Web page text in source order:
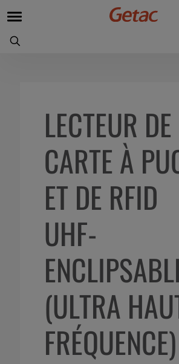
LECTEUR DE
CARTE À
ET DE RFID
UHF-
(ULTRA
FRÉQUENCE)